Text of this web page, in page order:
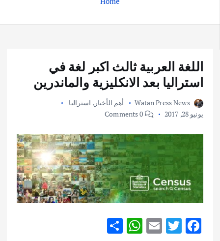
اللغة العربية ثالث اكبر لغة في
استراليا بعد الانكليزية والماندرين
Watan Press News أهم الأخبار, استراليا
يونيو 28, 2017
F
T
E
W